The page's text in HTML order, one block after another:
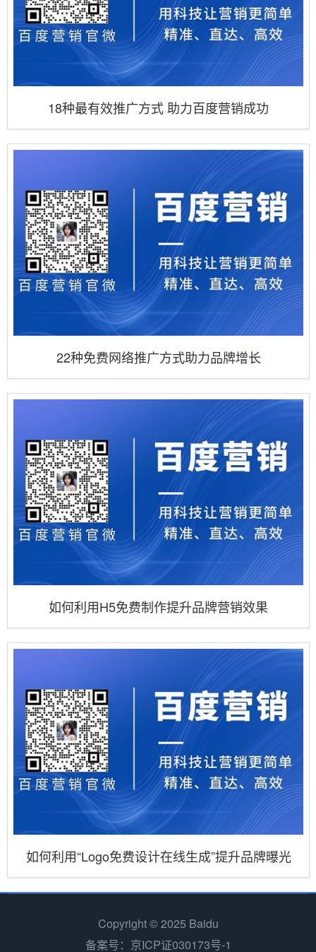
18种最有效推广方式 助力百度营销成功
22种免费网络推广方式助力品牌增长
如何利用H5免费制作提升品牌营销效果
如何利用“Logo免费设计在线生成”提升品牌曝光
Copyright © 2025 Baidu
备案号：京ICP证030173号-1